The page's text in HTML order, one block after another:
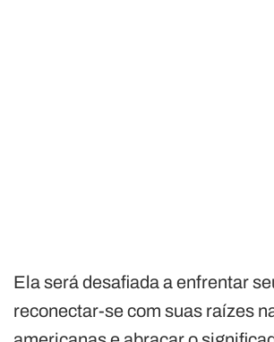
Ela será desafiada a enfrentar
reconectar-se com suas raízes